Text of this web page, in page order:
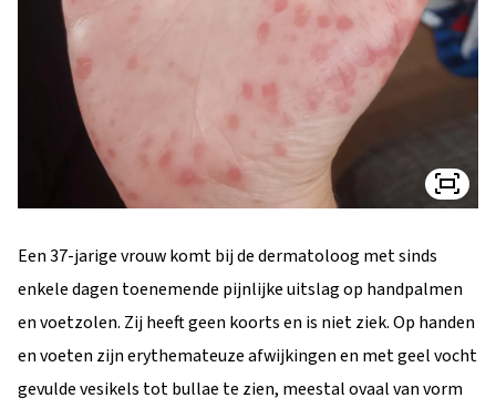
Een 37-jarige vrouw komt bij de dermatoloog met sinds
enkele dagen toenemende pijnlijke uitslag op handpalmen
en voetzolen. Zij heeft geen koorts en is niet ziek. Op handen
en voeten zijn erythemateuze afwijkingen en met geel vocht
gevulde vesikels tot bullae te zien, meestal ovaal van vorm